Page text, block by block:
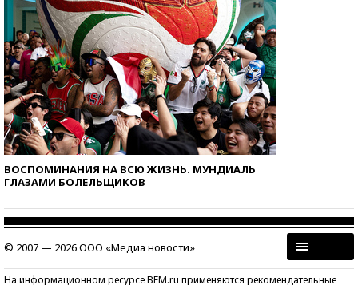
ВОСПОМИНАНИЯ НА ВСЮ ЖИЗНЬ. МУНДИАЛЬ
ГЛАЗАМИ БОЛЕЛЬЩИКОВ
© 2007 — 2026 ООО «Медиа новости»
На информационном ресурсе BFM.ru применяются рекомендательные